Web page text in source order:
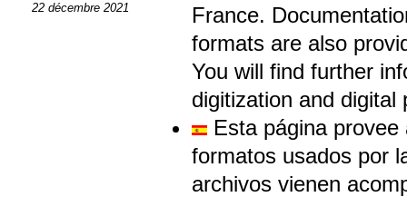
22 décembre 2021
France.
formats are also
You will find further
digitization and
Esta página
formatos usados por
archivos vienen